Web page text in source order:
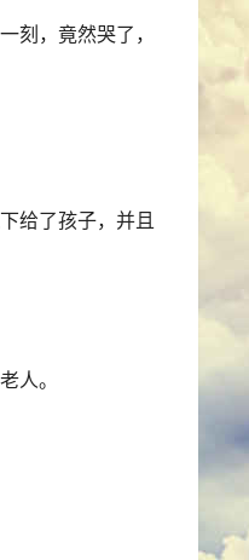
刻，竟然哭了，
给了孩子，并且
人。